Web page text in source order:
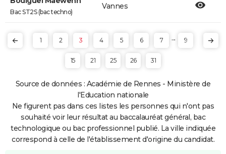
Bac ST2S (bac techno)
Vannes
1 2 3 4 5 6 7 ... 9
15 21 25 26 31
Source de données : Académie de Rennes - Ministère de
l'Education nationale
Ne figurent pas dans ces listes les personnes qui n'ont pas
souhaité voir leur résultat au baccalauréat général, bac
technologique ou bac professionnel publié. La ville indiquée
correspond à celle de l'établissement d'origine du candidat.